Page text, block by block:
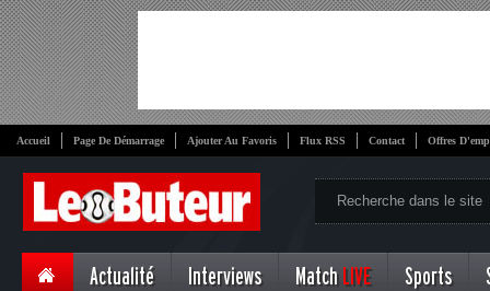
Accueil Page De Démarrage Ajouter Au Favoris Flux RSS Contact Offres
Actualité Interviews Match LIVE Sports